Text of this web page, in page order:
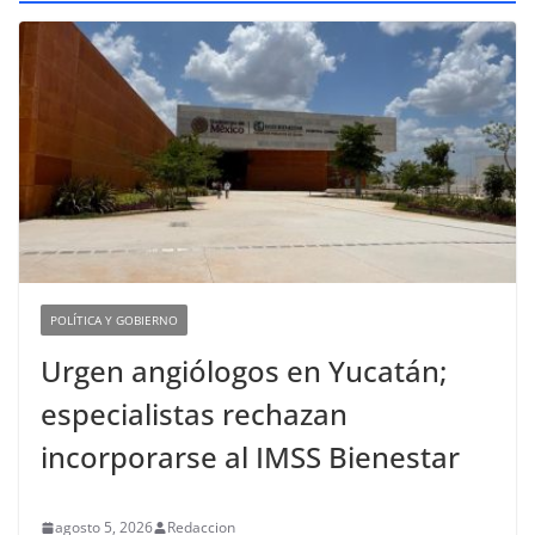
POLÍTICA Y GOBIERNO
Urgen angiólogos en Yucatán;
especialistas rechazan
incorporarse al IMSS Bienestar
agosto 5, 2026 Redaccion